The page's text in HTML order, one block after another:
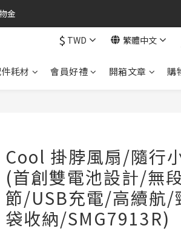
金
$ TWD 繁體中文
耗材 會員好禮 開箱文章 購
Cool 掛脖風扇/隨行
(首創雙電池設計/無
節/USB充電/高續航/
袋收納/SMG7913R)